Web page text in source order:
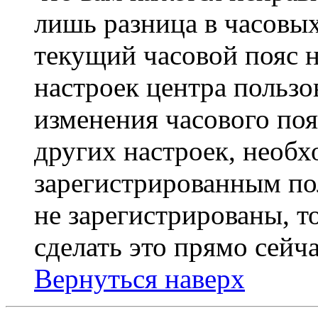
лишь разница в
текущий часовой пояс
настроек центра
изменения часового
других настроек,
зарегистрированным
не зарегистрированы,
сделать это прямо
Вернуться наверх